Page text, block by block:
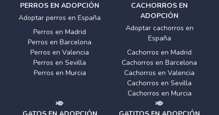
PERROS EN ADOPCIÓN
Adoptar perros en España
Perros en Madrid
Perros en Barcelona
Perros en Valencia
Perros en Sevilla
Perros en Murcia
CACHORROS EN
ADOPCIÓN
Adoptar cachorros en
España
Cachorros en Madrid
Cachorros en Barcelona
Cachorros en Valencia
Cachorros en Sevilla
Cachorros en Murcia